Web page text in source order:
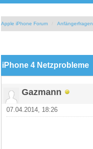
Apple iPhone Forum Anfängerfragen
iPhone 4 Netzprobleme
Gazmann
07.04.2014, 18:26